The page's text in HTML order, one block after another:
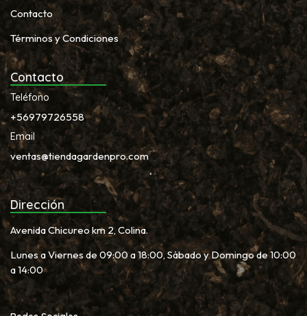
Contacto
Términos y Condiciones
Contacto
Teléfono
+56979726558
Email
ventas@tiendagardenpro.com
Dirección
Avenida Chicureo km 2, Colina.
Lunes a Viernes de 09:00 a 18:00, Sábado y Domingo de 10:00
a 14:00